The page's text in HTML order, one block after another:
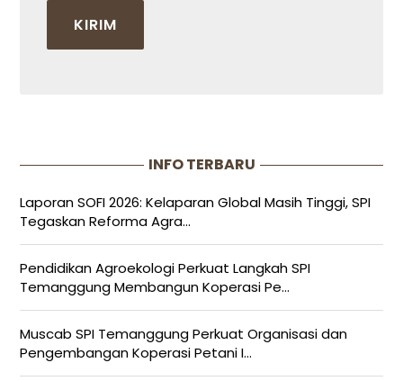
INFO TERBARU
Laporan SOFI 2026: Kelaparan Global Masih Tinggi, SPI
Tegaskan Reforma Agra...
Pendidikan Agroekologi Perkuat Langkah SPI
Temanggung Membangun Koperasi Pe...
Muscab SPI Temanggung Perkuat Organisasi dan
Pengembangan Koperasi Petani I...